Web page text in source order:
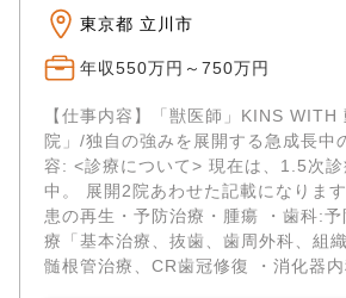
東京都 立川市
年収550万円～750万円
【仕事内容】「獣医師」KINS WITH
院」/独自の強みを展開する急成長中の動
容: <診療について> 現在は、1.5次診
中。 展開2院あわせた記載になりま
患の再生・予防治療・腫瘍 ・歯科:
療「基本治療、抜歯、歯周外科、組
髄根管治療、CR歯冠修復 ・消化器内